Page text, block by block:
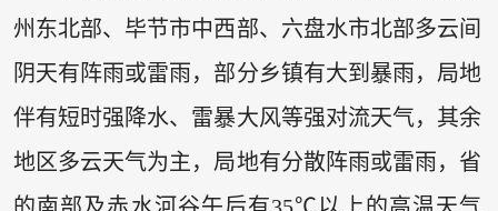
州东北部、毕节市中西部、六盘水市北部多云间
阴天有阵雨或雷雨，部分乡镇有大到暴雨，局地
伴有短时强降水、雷暴大风等强对流天气，其余
地区多云天气为主，局地有分散阵雨或雷雨，省